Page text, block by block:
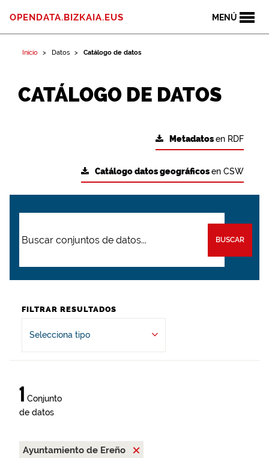
MENÚ
OPENDATA.BIZKAIA.EUS
Inicio Datos Catálogo de datos
CATÁLOGO DE DATOS
Metadatosen RDF
Catálogo datos geográficosen CSW
BUSCAR
FILTRAR RESULTADOS
Selecciona tipo
1 Conjunto
de datos
Ayuntamiento de Ereño